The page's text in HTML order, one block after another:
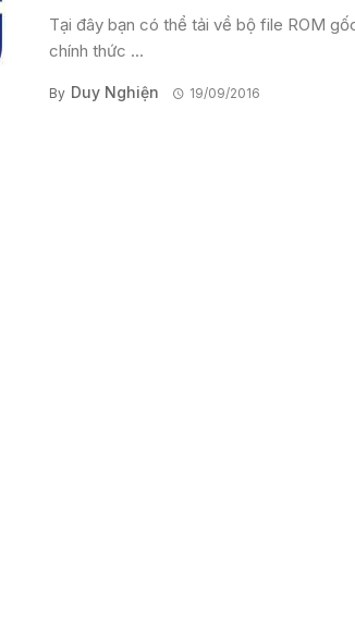
Tại đây bạn có thể tải về bộ file ROM
chính thức ...
By Duy Nghiện 19/09/2016